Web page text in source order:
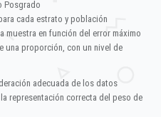
Posgrado
cada estrato y población
muestra en función del error máximo
una proporción, con un nivel de
adecuada de los datos
representación correcta del peso de